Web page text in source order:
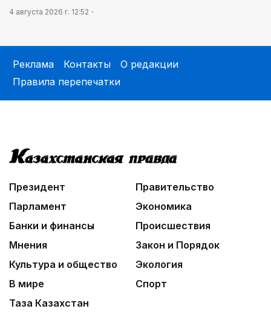
4 августа 2026 г. 12:52
Реклама Контакты
О редакции
Правила перепечатки
Президент
Правительство
Парламент
Экономика
Банки и финансы
Происшествия
Мнения
Закон и Порядок
Культура и общество
Экология
В мире
Спорт
Таза Казахстан